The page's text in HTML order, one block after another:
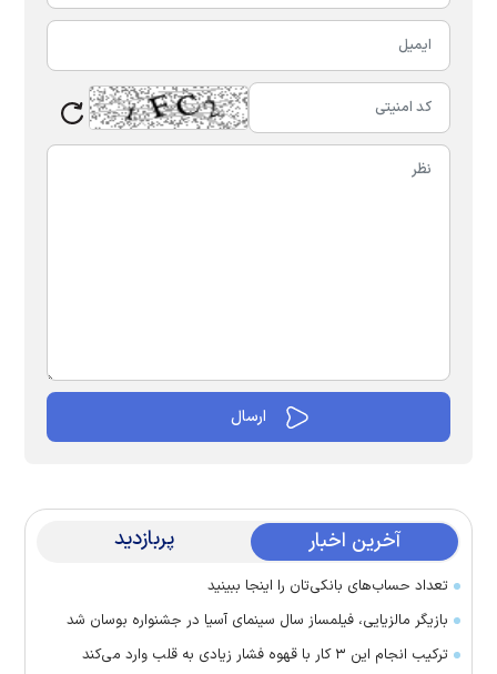
آخرین اخبار پربازدید
تعداد حساب‌های بانکی‌تان را اینجا ببینید
بازیگر مالزیایی، فیلمساز سال سینمای آسیا در جشنواره بوسان شد
ترکیب انجام این ۳ کار با قهوه فشار زیادی به قلب وارد می‌کند